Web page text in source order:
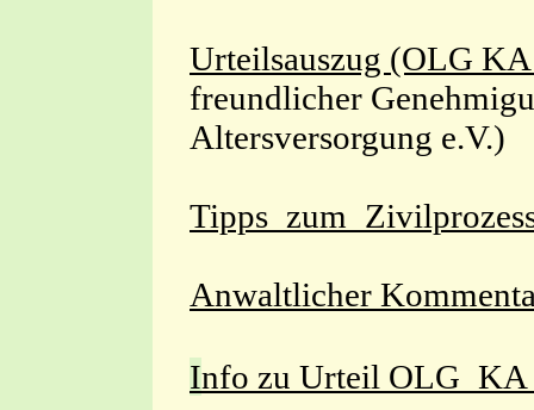
Urteilsauszug (OLG
freundlicher
Altersversorgung e.V.)
Anwaltlicher
Info zu Urteil